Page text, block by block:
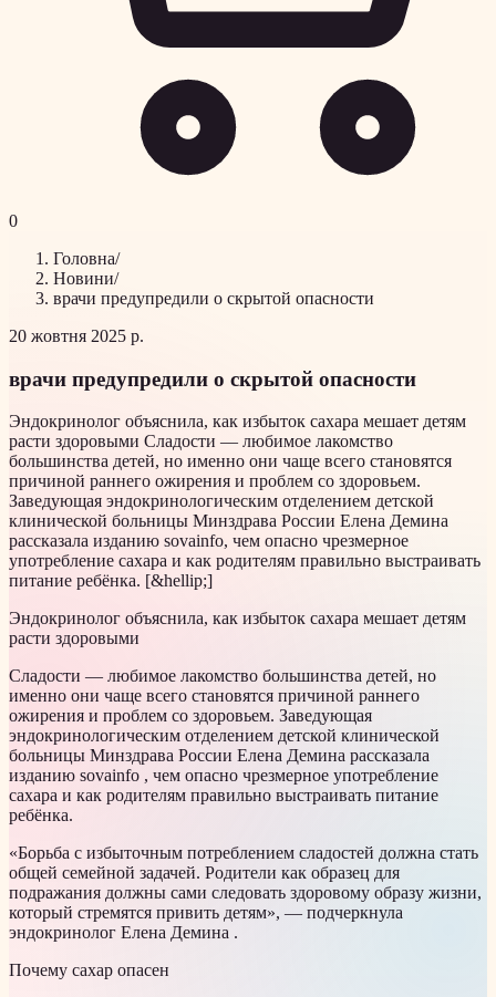
0
Головна/
Новини/
врачи предупредили о скрытой опасности
20 жовтня 2025 р.
врачи предупредили о скрытой опасности
Эндокринолог объяснила, как избыток сахара мешает детям
расти здоровыми Сладости — любимое лакомство
большинства детей, но именно они чаще всего становятся
причиной раннего ожирения и проблем со здоровьем.
Заведующая эндокринологическим отделением детской
клинической больницы Минздрава России Елена Демина
рассказала изданию sovainfo, чем опасно чрезмерное
употребление сахара и как родителям правильно выстраивать
питание ребёнка. [&hellip;]
Эндокринолог объяснила, как избыток сахара мешает детям
расти здоровыми
Сладости — любимое лакомство большинства детей, но
именно они чаще всего становятся причиной раннего
ожирения и проблем со здоровьем. Заведующая
эндокринологическим отделением детской клинической
больницы Минздрава России Елена Демина рассказала
изданию sovainfo , чем опасно чрезмерное употребление
сахара и как родителям правильно выстраивать питание
ребёнка.
«Борьба с избыточным потреблением сладостей должна стать
общей семейной задачей. Родители как образец для
подражания должны сами следовать здоровому образу жизни,
который стремятся привить детям», — подчеркнула
эндокринолог Елена Демина .
Почему сахар опасен